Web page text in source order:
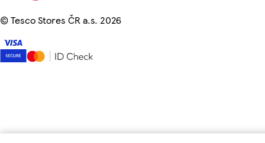
©Tesco Stores ČR a.s. 2026